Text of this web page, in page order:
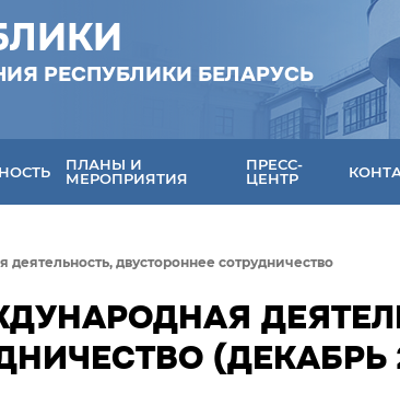
РЕСПУБЛИКИ БЕЛАРУСЬ
ПЛАНЫ И
МЕРОПРИЯТИЯ
ПРЕСС-
ЦЕНТР
двустороннее сотрудничество
(ДЕКАБРЬ